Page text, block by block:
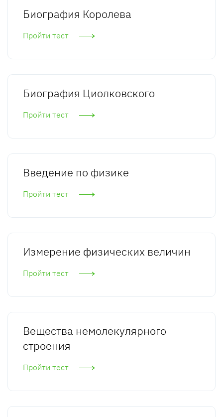
Биография Королева
Пройти тест
Биография Циолковского
Пройти тест
Введение по физике
Пройти тест
Измерение физических величин
Пройти тест
Вещества немолекулярного
строения
Пройти тест